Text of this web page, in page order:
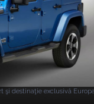
şi destinaţie exclusivă